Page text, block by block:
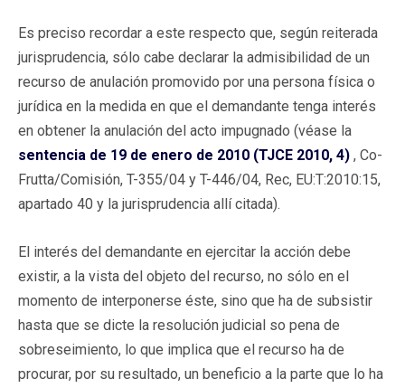
Es preciso recordar a este respecto que, según reiterada
jurisprudencia, sólo cabe declarar la admisibilidad de un
recurso de anulación promovido por una persona física o
jurídica en la medida en que el demandante tenga interés
en obtener la anulación del acto impugnado (véase la
sentencia de 19 de enero de 2010 (TJCE 2010, 4) , Co-
Frutta/Comisión, T-355/04 y T-446/04, Rec, EU:T:2010:15,
apartado 40 y la jurisprudencia allí citada).
El interés del demandante en ejercitar la acción debe
existir, a la vista del objeto del recurso, no sólo en el
momento de interponerse éste, sino que ha de subsistir
hasta que se dicte la resolución judicial so pena de
sobreseimiento, lo que implica que el recurso ha de
procurar, por su resultado, un beneficio a la parte que lo ha